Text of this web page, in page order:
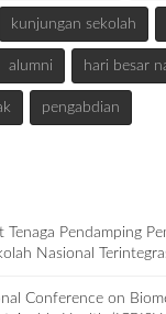
kunjungan sekolah
alumni hari besar
pengabdian
Pendamping
Nasional
Conference on